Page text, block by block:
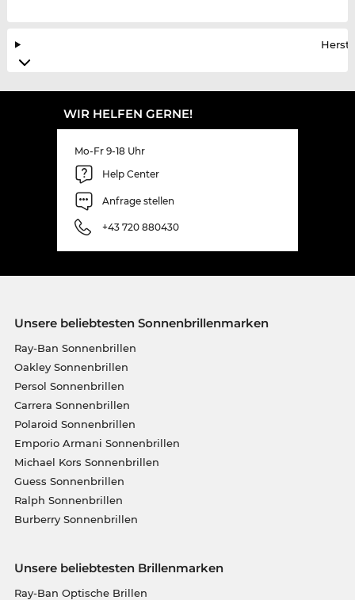
WIR HELFEN GERNE!
Mo-Fr 9-18 Uhr
Help Center
Anfrage stellen
+43 720 880430
Unsere beliebtesten Sonnenbrillenmarken
Ray-Ban Sonnenbrillen
Oakley Sonnenbrillen
Persol Sonnenbrillen
Carrera Sonnenbrillen
Polaroid Sonnenbrillen
Emporio Armani Sonnenbrillen
Michael Kors Sonnenbrillen
Guess Sonnenbrillen
Ralph Sonnenbrillen
Burberry Sonnenbrillen
Unsere beliebtesten Brillenmarken
Ray-Ban Optische Brillen